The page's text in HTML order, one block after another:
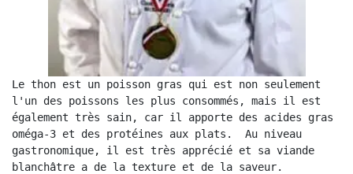
Le thon est un poisson gras qui est non seulement
l'un des poissons les plus consommés, mais il est
également très sain, car il apporte des acides gras
oméga-3 et des protéines aux plats.  Au niveau
gastronomique, il est très apprécié et sa viande
blanchâtre a de la texture et de la saveur.